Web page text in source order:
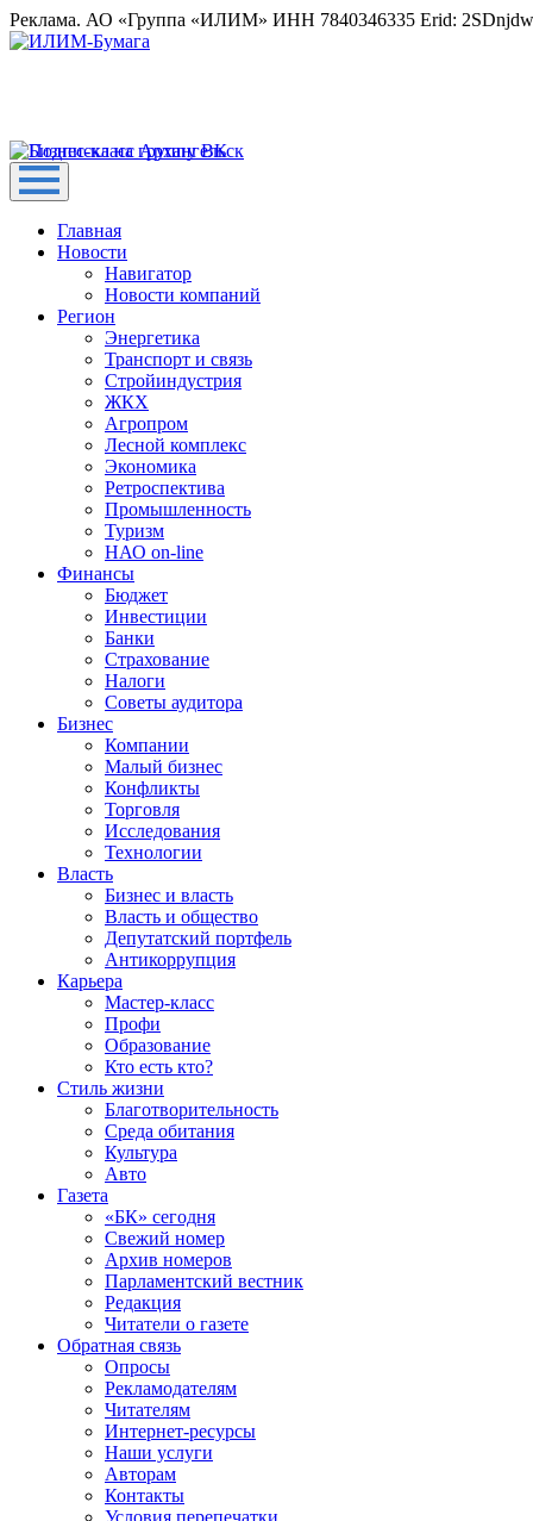
Реклама. АО «Группа «ИЛИМ» ИНН 7840346335 Erid:
Главная
Новости
Навигатор
Новости компаний
Регион
Энергетика
Транспорт и связь
Стройиндустрия
ЖКХ
Агропром
Лесной комплекс
Экономика
Ретроспектива
Промышленность
Туризм
НАО on-line
Финансы
Бюджет
Инвестиции
Банки
Страхование
Налоги
Советы аудитора
Бизнес
Компании
Малый бизнес
Конфликты
Торговля
Исследования
Технологии
Власть
Бизнес и власть
Власть и общество
Депутатский портфель
Антикоррупция
Карьера
Мастер-класс
Профи
Образование
Кто есть кто?
Стиль жизни
Благотворительность
Среда обитания
Культура
Авто
Газета
«БК» сегодня
Свежий номер
Архив номеров
Парламентский вестник
Редакция
Читатели о газете
Обратная связь
Опросы
Рекламодателям
Читателям
Интернет-ресурсы
Наши услуги
Авторам
Контакты
Условия перепечатки